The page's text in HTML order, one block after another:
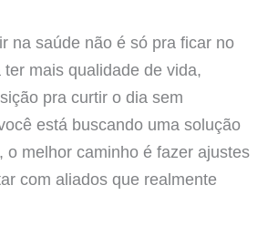
na saúde não é só pra ficar no
mais qualidade de vida,
pra curtir o dia sem
está buscando uma solução
o melhor caminho é fazer ajustes
com aliados que realmente